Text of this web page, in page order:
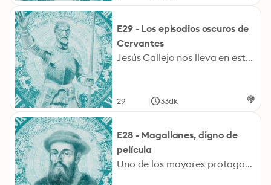
E29 - Los episodios oscuros de
Cervantes
Jesús Callejo nos lleva en este Cronovisor a la fecha en la que murió Miguel de Cervantes a los 68 años: al 22 de abril 1616. Veinte días antes el escritor se hizo hermano de una orden laica, de la Orden Tercera de San Francisco y lo hace porque quería que lo enterraran de cierta manera concreta: amortajado y con la vieja tradición de esta orden en la que no le tapan la cara ni tampoco su pierna derecha. ¿Dónde nació Cervantes? ¿Cuándo? La vida de Cervantes está repleta de claroscuros que los historiadores siguen intentando resolver.
29 33dk
E28 - Magallanes, digno de
película
Uno de los mayores protagonistas de la historia de la navegación: Fernando de Magallanes era uno de esos aventureros que se jugaban la vida en cada expedición. De hecho murió en una de ellas. El estrecho de Magallanes tiene su nombre debido a su descubrimiento de este canal navegable. Fue, además, el primero en cruzar el Atlántico hasta llegar al Pacífico (antes conocido como mar del Sur). Los héroes de la época eran marines cuyos superpoderes dependían de la calidad de las cartografías, informaciones que suponían un secreto de Estado. Algunas historias dicen que los chinos ya estuvieron antes que Magallanes realizara sus expediciones incluido, el estrecho de Magallanes. ¿Qué fue de esos mapas?